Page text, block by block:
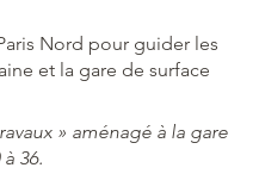
Nord pour guider les
et la gare de surface
» aménagé à la gare
36.